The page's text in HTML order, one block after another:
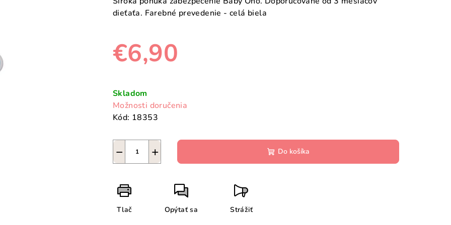
dieťaťa. Farebné prevedenie - celá biela
€6,90
cena:
Skladom
Možnosti doručenia
Kód: 18353
+
− Do košíka
Tlač Opýtať sa Strážiť